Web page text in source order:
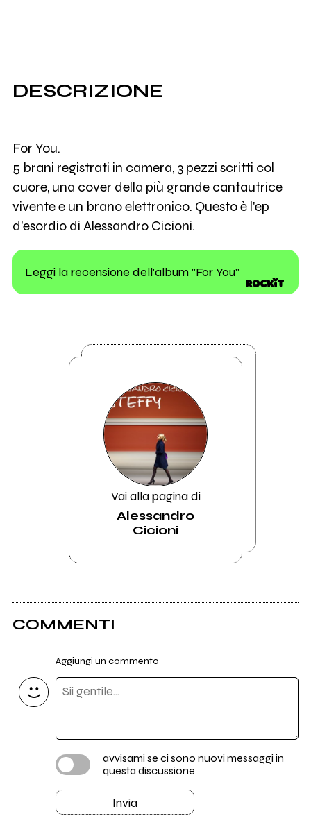
DESCRIZIONE
For You.
5 brani registrati in camera, 3 pezzi scritti col
cuore, una cover della più grande cantautrice
vivente e un brano elettronico. Questo è l'ep
d'esordio di Alessandro Cicioni.
Leggi la recensione dell'album "For You"
Vai alla pagina di
Alessandro
Cicioni
COMMENTI
Aggiungi un commento
avvisami se ci sono nuovi messaggi in
questa discussione
Invia